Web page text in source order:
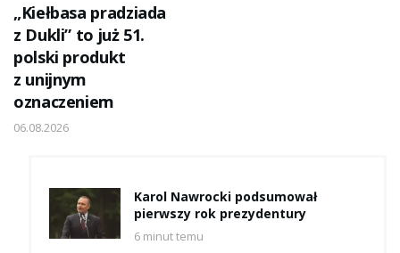
„Kiełbasa pradziada
z Dukli” to już 51.
polski produkt
z unijnym
oznaczeniem
06.08.2026
Karol Nawrocki podsumował
pierwszy rok prezydentury
6 minut temu